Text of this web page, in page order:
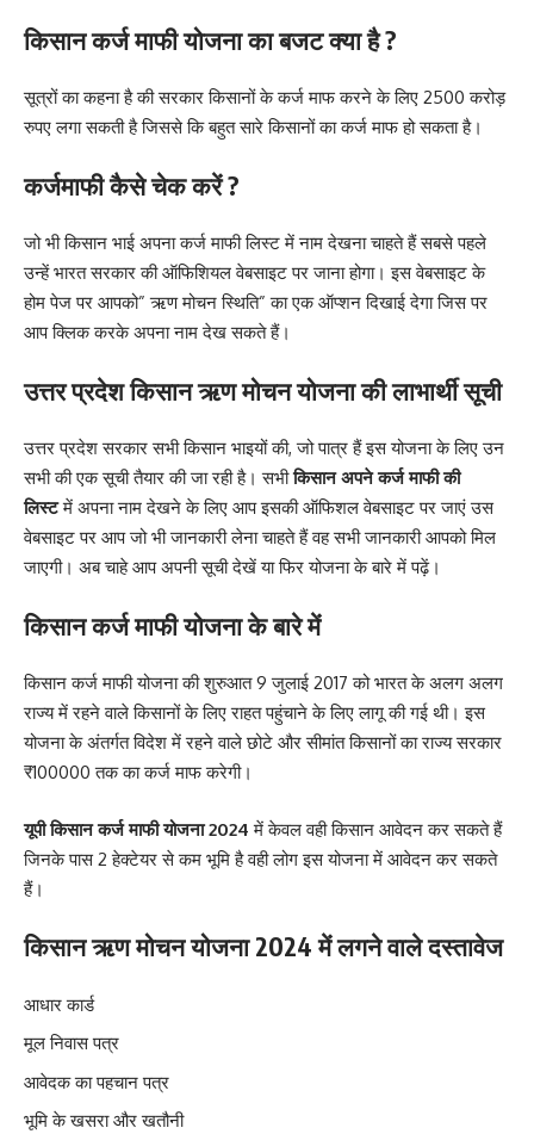
किसान कर्ज माफी योजना का बजट क्या है ?
सूत्रों का कहना है की सरकार किसानों के कर्ज माफ करने के लिए 2500 करोड़
रुपए लगा सकती है जिससे कि बहुत सारे किसानों का कर्ज माफ हो सकता है।
कर्जमाफी कैसे चेक करें ?
जो भी किसान भाई अपना कर्ज माफी लिस्ट में नाम देखना चाहते हैं सबसे पहले
उन्हें भारत सरकार की ऑफिशियल वेबसाइट पर जाना होगा। इस वेबसाइट के
होम पेज पर आपको” ऋण मोचन स्थिति” का एक ऑप्शन दिखाई देगा जिस पर
आप क्लिक करके अपना नाम देख सकते हैं।
उत्तर प्रदेश किसानऋण मोचन योजना की लाभार्थी सूची
उत्तर प्रदेश सरकार सभी किसान भाइयों की, जो पात्र हैं इस योजना के लिए उन
सभी की एक सूची तैयार की जा रही है। सभीकिसान अपने कर्ज माफी की
लिस्टमें अपना नाम देखने के लिए आप इसकी ऑफिशल वेबसाइट पर जाएं उस
वेबसाइट पर आप जो भी जानकारी लेना चाहते हैं वह सभी जानकारी आपको मिल
जाएगी। अब चाहे आप अपनी सूची देखें या फिर योजना के बारे में पढ़ें।
किसान कर्ज माफी योजना के बारे में
किसान कर्ज माफी योजना की शुरुआत 9 जुलाई 2017 को भारत के अलग अलग
राज्य में रहने वाले किसानों के लिए राहत पहुंचाने के लिए लागू की गई थी। इस
योजना के अंतर्गत विदेश में रहने वाले छोटे और सीमांत किसानों का राज्य सरकार
₹100000 तक का कर्ज माफ करेगी।
यूपी किसान कर्ज माफी योजना 2024 में केवल वही किसान आवेदन कर सकते हैं
जिनके पास 2 हेक्टेयर से कम भूमि है वही लोग इस योजना में आवेदन कर सकते
हैं।
किसान ऋण मोचन योजना 2024 में लगने वाले दस्तावेज
आधार कार्ड
मूल निवास पत्र
आवेदक का पहचान पत्र
भूमि के खसरा और खतौनी